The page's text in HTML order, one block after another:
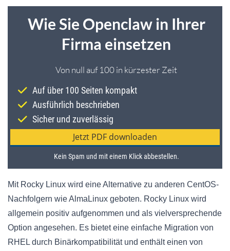
Mit Rocky Linux wird eine Alternative zu anderen CentOS-
Nachfolgern wie AlmaLinux geboten. Rocky Linux wird
allgemein positiv aufgenommen und als vielversprechende
Option angesehen. Es bietet eine einfache Migration von
RHEL durch Binärkompatibilität und enthält einen von